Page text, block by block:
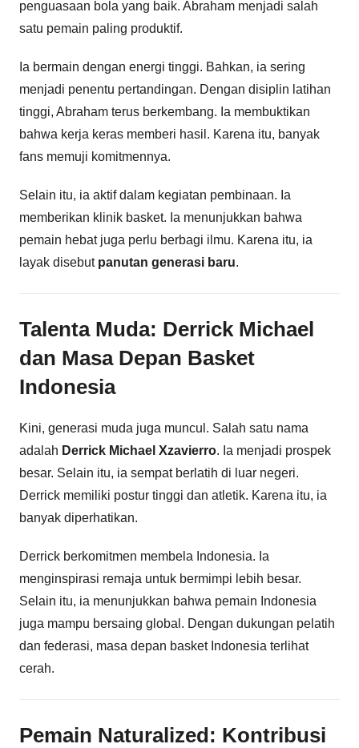
penguasaan bola yang baik. Abraham menjadi salah
satu pemain paling produktif.
Ia bermain dengan energi tinggi. Bahkan, ia sering
menjadi penentu pertandingan. Dengan disiplin latihan
tinggi, Abraham terus berkembang. Ia membuktikan
bahwa kerja keras memberi hasil. Karena itu, banyak
fans memuji komitmennya.
Selain itu, ia aktif dalam kegiatan pembinaan. Ia
memberikan klinik basket. Ia menunjukkan bahwa
pemain hebat juga perlu berbagi ilmu. Karena itu, ia
layak disebut panutan generasi baru.
Talenta Muda: Derrick Michael
dan Masa Depan Basket
Indonesia
Kini, generasi muda juga muncul. Salah satu nama
adalah Derrick Michael Xzavierro. Ia menjadi prospek
besar. Selain itu, ia sempat berlatih di luar negeri.
Derrick memiliki postur tinggi dan atletik. Karena itu, ia
banyak diperhatikan.
Derrick berkomitmen membela Indonesia. Ia
menginspirasi remaja untuk bermimpi lebih besar.
Selain itu, ia menunjukkan bahwa pemain Indonesia
juga mampu bersaing global. Dengan dukungan pelatih
dan federasi, masa depan basket Indonesia terlihat
cerah.
Pemain Naturalized: Kontribusi